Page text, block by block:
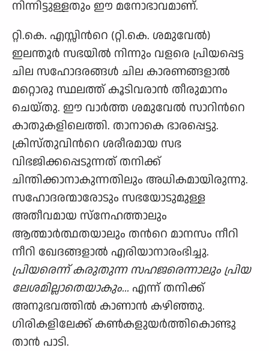
നിന്നിട്ടുള്ളതും ഈ മനോഭാവമാണ്.
റ്റി.കെ. എസ്സിന്‍റെ (റ്റി.കെ. ശമുവേല്‍)
ഇലന്തൂര്‍ സഭയില്‍ നിന്നും വളരെ പ്രിയപ്പെട്ട
ചില സഹോദരങ്ങള്‍ ചില കാരണങ്ങളാല്‍
മറ്റൊരു സ്ഥലത്ത് കൂടിവരാന്‍ തീരുമാനം
ചെയ്തു. ഈ വാര്‍ത്ത ശമുവേല്‍ സാറിന്‍റെ
കാതുകളിലെത്തി. താനാകെ ഭാരപ്പെട്ടു.
ക്രിസ്തുവിന്‍റെ ശരീരമായ സഭ
വിഭജിക്കപ്പെടുന്നത് തനിക്ക്
ചിന്തിക്കാനാകുന്നതിലും അധികമായിരുന്നു.
സഹോദരന്മാരോടും സഭയോടുമുള്ള
അതീവമായ സ്നേഹത്താലും
ആത്മാര്‍ത്ഥതയാലും തന്‍റെ മാനസം നീറി
നീറി ഖേദങ്ങളാല്‍ എരിയാനാരംഭിച്ചു.
പ്രിയരെന്ന് കരുതുന്ന സഹജരെന്നാലും പ്രിയ
ലേശമില്ലാതെയാകും... എന്ന് തനിക്ക്
അനുഭവത്തില്‍ കാണാന്‍ കഴിഞ്ഞു.
ഗിരികളിലേക്ക് കണ്‍കളുയര്‍ത്തികൊണ്ടു
താന്‍ പാടി.